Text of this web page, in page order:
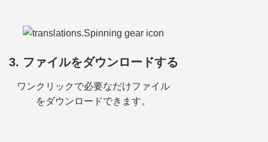
3. ファイルをダウンロードする
ワンクリックで必要なだけファイル
をダウンロードできます。